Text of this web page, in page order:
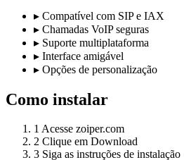
▸ Compatível com SIP e IAX
▸ Chamadas VoIP seguras
▸ Suporte multiplataforma
▸ Interface amigável
▸ Opções de personalização
Como instalar
1 Acesse zoiper.com
2 Clique em Download
3 Siga as instruções de instalação